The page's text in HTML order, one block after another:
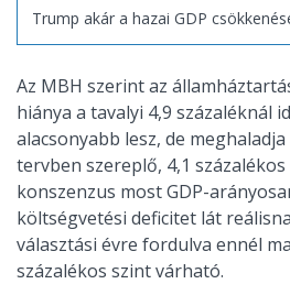
Trump akár a hazai GDP
Az MBH szerint az
hiánya a tavalyi 4,9 százaléknál
alacsonyabb lesz, de
tervben szereplő, 4,1
konszenzus most GDP-
költségvetési deficitet lát
választási évre fordulva ennél
százalékos szint várható.